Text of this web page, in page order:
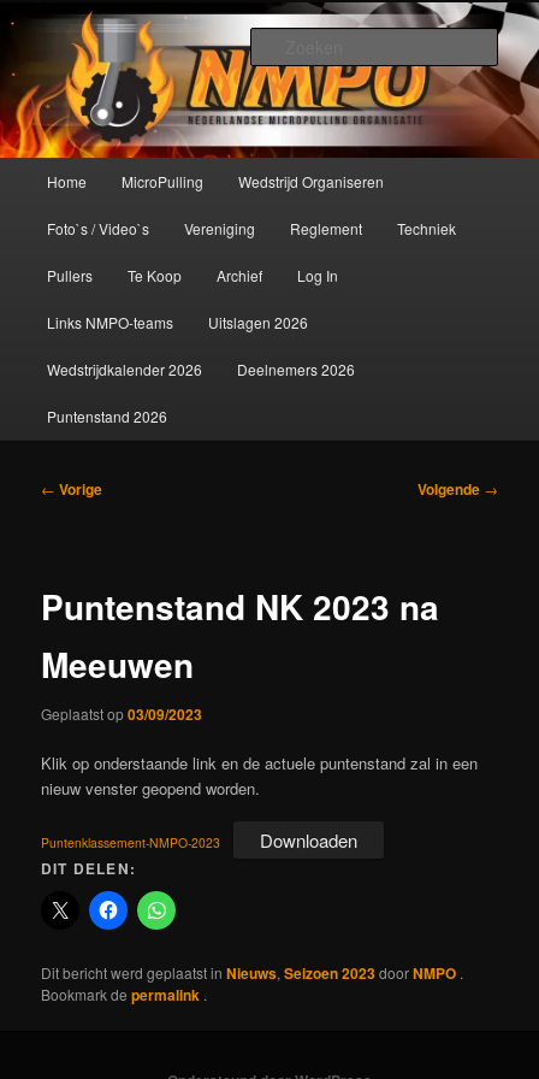
primaire
inhoudNederlandse MicroPulling
Organisatie
De meest krachtige modelbouwsport ter wereld!
Home MicroPulling Wedstrijd Organiseren
Foto`s / Video`s Vereniging Reglement Techniek
Pullers Te Koop Archief Log In
Links NMPO-teams Uitslagen 2026
Wedstrijdkalender 2026 Deelnemers 2026
Puntenstand 2026
Bericht
← Vorige Volgende →
Puntenstand NK 2023 na
Meeuwen
Geplaatst op03/09/2023
Klik op onderstaande link en de actuele puntenstand zal in een
nieuw venster geopend worden.
Puntenklassement-NMPO-2023 Downloaden
DIT DELEN:
Dit bericht werd geplaatst inNieuws,Seizoen 2023doorNMPO .
Bookmark depermalink .